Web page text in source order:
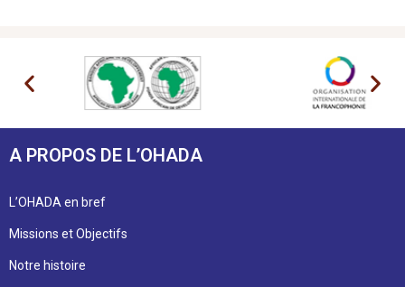
A PROPOS DE L’OHADA
L’OHADA en bref
Missions et Objectifs
Notre histoire